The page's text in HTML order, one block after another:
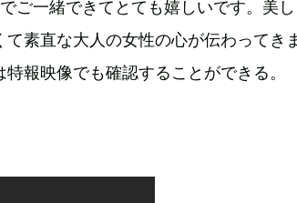
ご一緒できてとても嬉しいです。美
素直な大人の女性の心が伝わってき
報映像でも確認することができる。